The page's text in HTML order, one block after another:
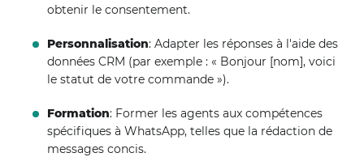
obtenir le consentement.
Personnalisation: Adapter les réponses à l'aide des
données CRM (par exemple : « Bonjour [nom], voici
le statut de votre commande »).
Formation: Former les agents aux compétences
spécifiques à WhatsApp, telles que la rédaction de
messages concis.